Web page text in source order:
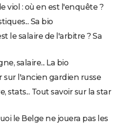
viol : où en est l'enquête ?
Sa bio
le salaire de l'arbitre ? Sa
salaire... La bio
sur l'ancien gardien russe
stats... Tout savoir sur la star
le Belge ne jouera pas les